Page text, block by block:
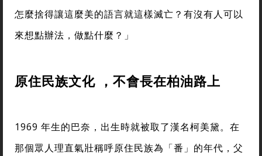
怎麼捨得讓這麼美的語言就這樣滅亡？有沒有人可以
來想點辦法，做點什麼？」
原住民族文化 ，不會長在柏油路上
1969 年生的巴奈，出生時就被取了漢名柯美黛。在
那個眾人理直氣壯稱呼原住民族為「番」的年代，父